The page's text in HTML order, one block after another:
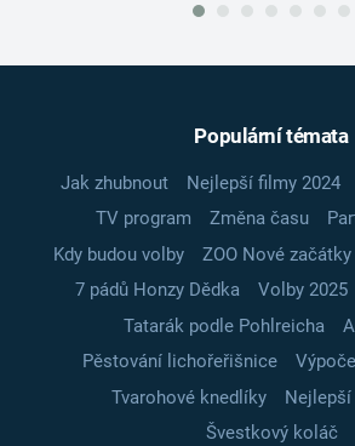
Populární témata
Jak zhubnout Nejlepší filmy 2024
TV program
Změna času
Kdy budou volby
ZOO Nové začátky
7 pádů Honzy Dědka
Volby 2025
Tatarák podle Pohlreicha
Pěstování lichořeřišnice
Tvarohové knedlíky
Švestkový koláč